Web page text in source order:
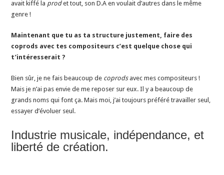
avait kiffé la prodet tout, son D.A en voulait d’autres dans le même
genre !
Maintenant que tu as ta structure justement, faire des
coprods avec tes compositeurs c’est quelque chose qui
t’intéresserait ?
Bien sûr, je ne fais beaucoup de coprodsavec mes compositeurs !
Mais je n’ai pas envie de me reposer sur eux. Il y a beaucoup de
grands noms qui font ça. Mais moi, j’ai toujours préféré travailler seul,
essayer d’évoluer seul.
Industrie musicale, indépendance, et
liberté de création.